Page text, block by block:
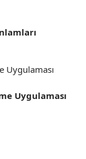
Uygulaması